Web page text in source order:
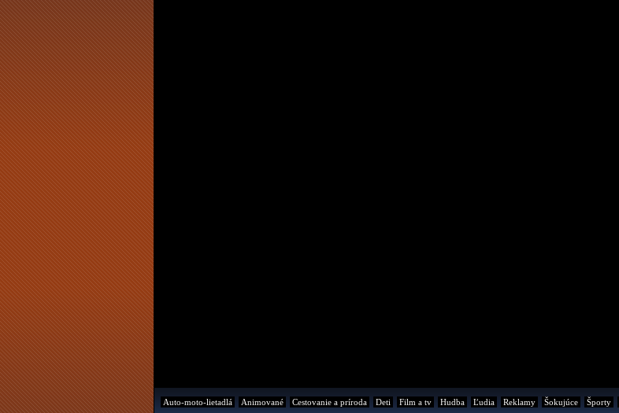
Auto-moto-lietadlá Animované Cestovanie a príroda Deti Film a tv Hudba Ľudia Reklamy Šokujúce Športy